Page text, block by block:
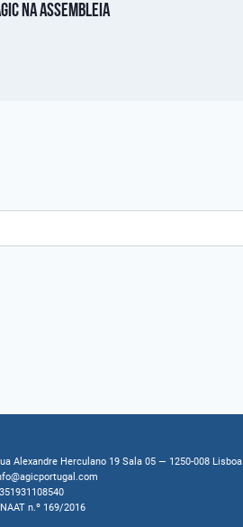
na Assembleia
Alexandre Herculano 19 Sala 05 — 1250-008 Lisboa
n.º 169/2016